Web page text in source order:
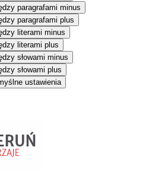
paragrafami minus
paragrafami plus
literami minus
literami plus
słowami minus
słowami plus
ustawienia